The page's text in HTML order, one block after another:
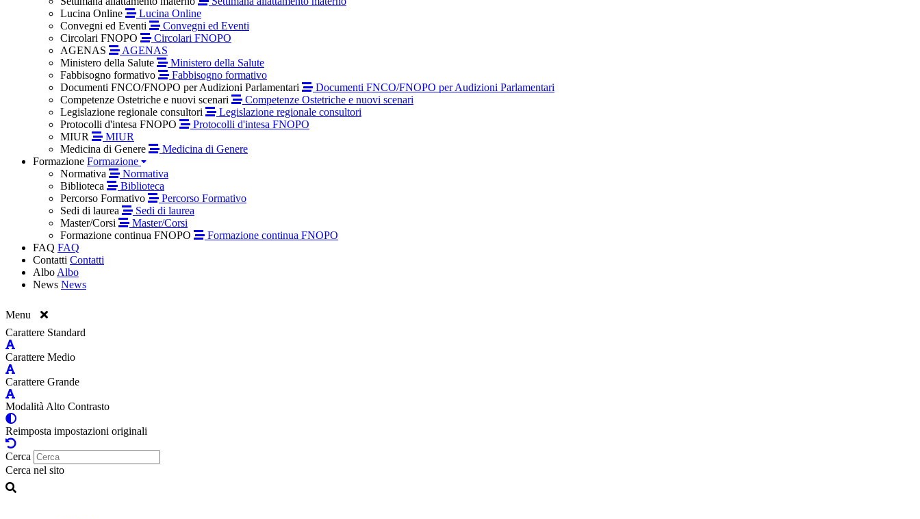
Lucina Online
Lucina Online
Convegni ed Eventi
Convegni ed Eventi
Circolari FNOPO
Circolari FNOPO
AGENAS
AGENAS
Ministero della Salute
Ministero della Salute
Fabbisogno formativo
Fabbisogno formativo
Documenti FNCO/FNOPO per Audizioni Parlamentari
Documenti FNCO/FNOPO per Audizioni Parlamentari
Competenze Ostetriche e nuovi scenari
Competenze Ostetriche e nuovi scenari
Legislazione regionale consultori
Legislazione regionale consultori
Protocolli d'intesa FNOPO
Protocolli d'intesa FNOPO
MIUR
MIUR
Medicina di Genere
Medicina di Genere
Formazione Formazione
Normativa
Normativa
Biblioteca
Biblioteca
Percorso Formativo
Percorso Formativo
Sedi di laurea
Sedi di laurea
Master/Corsi
Master/Corsi
Formazione continua FNOPO
Formazione continua FNOPO
FAQ FAQ
Contatti Contatti
Albo Albo
News News
Menu
Carattere Standard
Carattere Medio
Carattere Grande
Modalità Alto Contrasto
Reimposta impostazioni originali
Cerca
Cerca nel sito